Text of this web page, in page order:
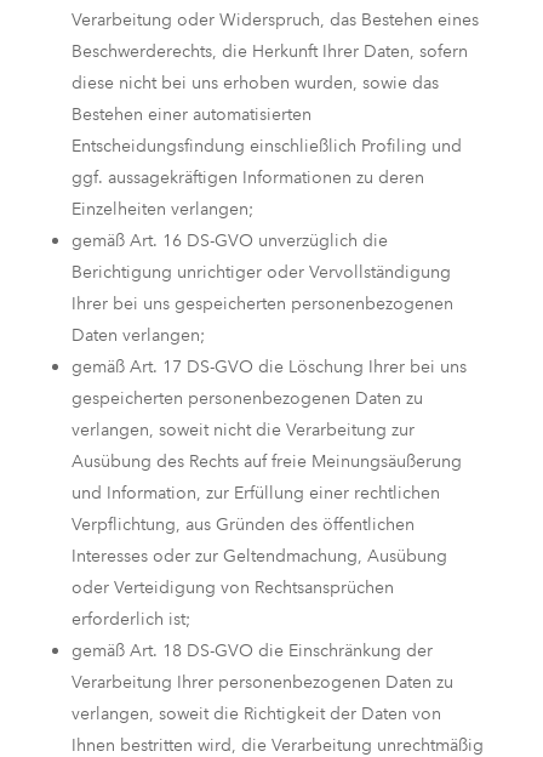
Verarbeitung oder Widerspruch, das Bestehen eines
Beschwerderechts, die Herkunft Ihrer Daten, sofern
diese nicht bei uns erhoben wurden, sowie das
Bestehen einer automatisierten
Entscheidungsfindung einschließlich Profiling und
ggf. aussagekräftigen Informationen zu deren
Einzelheiten verlangen;
gemäß Art. 16 DS-GVO unverzüglich die
Berichtigung unrichtiger oder Vervollständigung
Ihrer bei uns gespeicherten personenbezogenen
Daten verlangen;
gemäß Art. 17 DS-GVO die Löschung Ihrer bei uns
gespeicherten personenbezogenen Daten zu
verlangen, soweit nicht die Verarbeitung zur
Ausübung des Rechts auf freie Meinungsäußerung
und Information, zur Erfüllung einer rechtlichen
Verpflichtung, aus Gründen des öffentlichen
Interesses oder zur Geltendmachung, Ausübung
oder Verteidigung von Rechtsansprüchen
erforderlich ist;
gemäß Art. 18 DS-GVO die Einschränkung der
Verarbeitung Ihrer personenbezogenen Daten zu
verlangen, soweit die Richtigkeit der Daten von
Ihnen bestritten wird, die Verarbeitung unrechtmäßig